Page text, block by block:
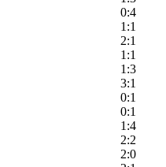
0:4
1:1
2:1
1:1
1:3
3:1
0:1
0:1
1:4
2:2
2:0